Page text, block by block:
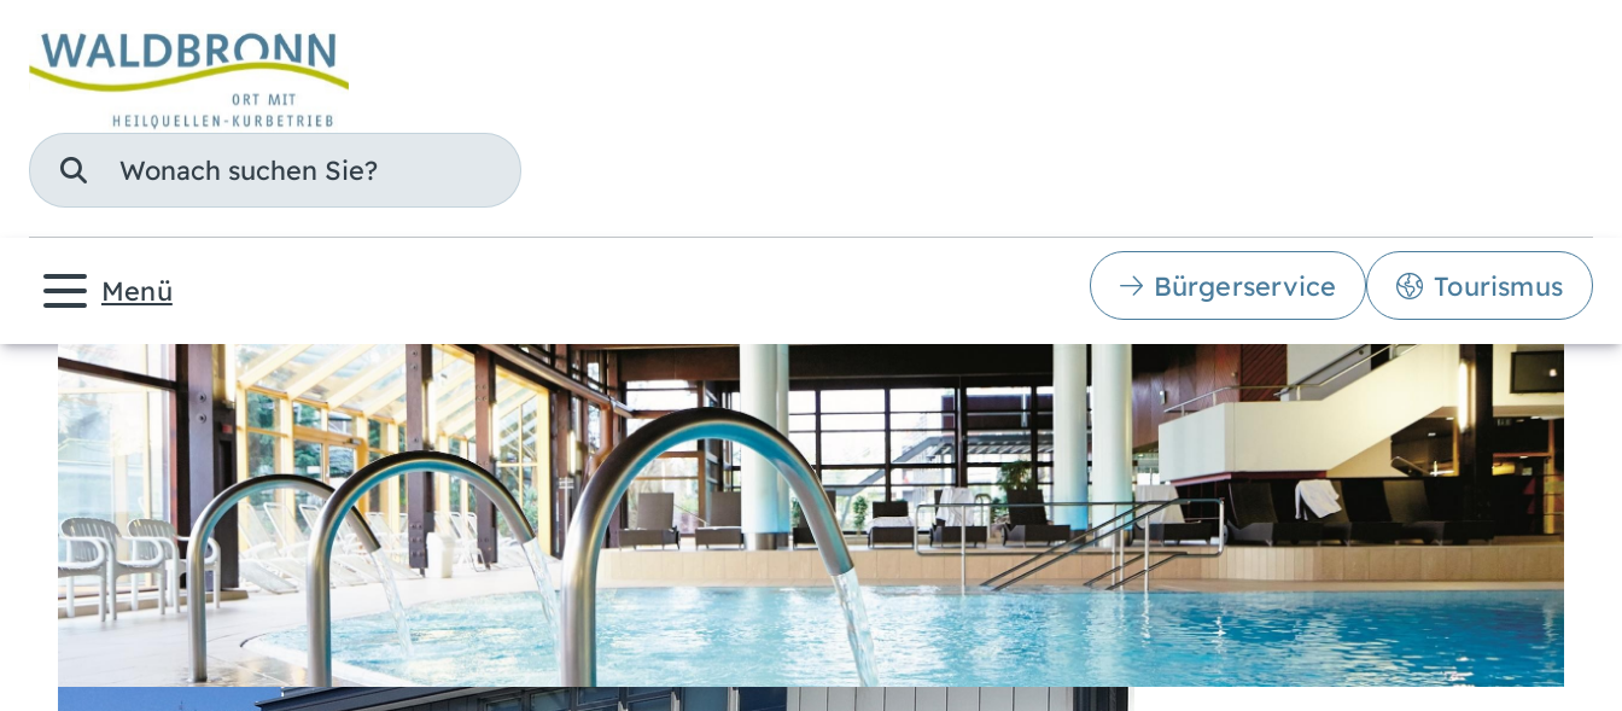
Suche
Menü Bürgerservice Tourismus